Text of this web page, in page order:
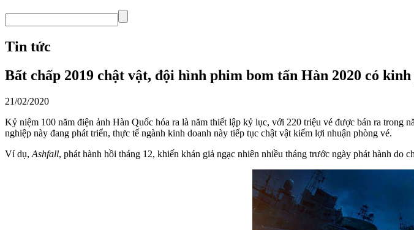
Tin tức
Bất chấp 2019 chật vật, đội hình phim bom tấn Hàn 2020 có
21/02/2020
Kỷ niệm 100 năm điện ảnh Hàn Quốc hóa ra là năm thiết lập kỷ lục, với 220 triệu vé được bán ra trong
nghiệp này đang phát triển, thực tế ngành kinh doanh này tiếp tục chật vật kiếm lợi nhuận phòng vé.
Ví dụ, Ashfall, phát hành hồi tháng 12, khiến khán giả ngạc nhiên nhiều tháng trước ngày phát hành